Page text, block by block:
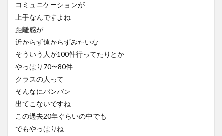
コミュニケーションが
上手なんですよね
距離感が
近からず遠からずみたいな
そういう人が100件行ってたりとか
やっぱり70〜80件
クラスの人って
そんなにバンバン
出てこないですね
この過去20年ぐらいの中でも
でもやっぱりね